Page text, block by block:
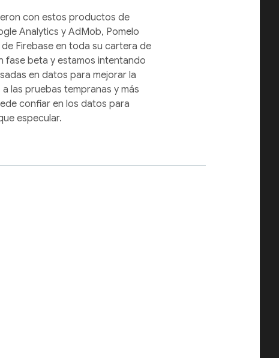
con estos productos de
Analytics y AdMob, Pomelo
Firebase en toda su cartera de
fase beta y estamos intentando
en datos para mejorar la
las pruebas tempranas y más
confiar en los datos para
especular.